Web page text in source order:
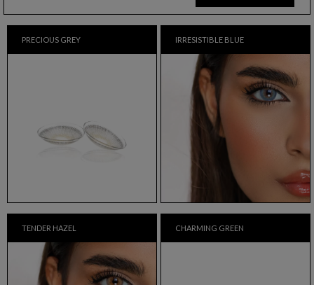
PRECIOUS GREY IRRESISTIBLE BLUE
TENDER HAZEL CHARMING GREEN